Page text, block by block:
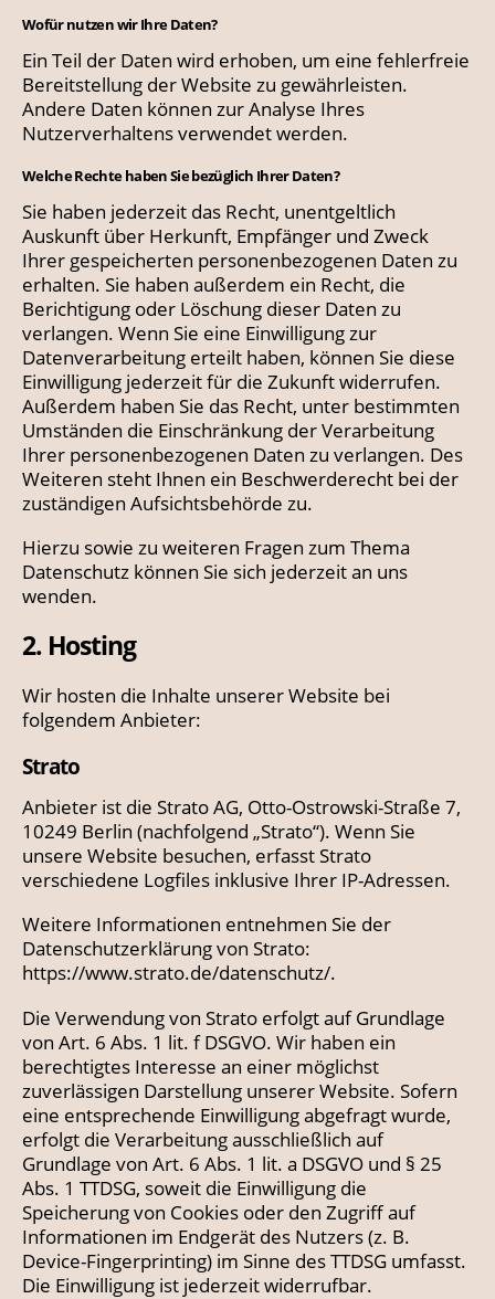
Wofür nutzen wir Ihre Daten?
Ein Teil der Daten wird erhoben, um eine fehlerfreie
Bereitstellung der Website zu gewährleisten.
Andere Daten können zur Analyse Ihres
Nutzerverhaltens verwendet werden.
Welche Rechte haben Sie bezüglich Ihrer Daten?
Sie haben jederzeit das Recht, unentgeltlich
Auskunft über Herkunft, Empfänger und Zweck
Ihrer gespeicherten personenbezogenen Daten zu
erhalten. Sie haben außerdem ein Recht, die
Berichtigung oder Löschung dieser Daten zu
verlangen. Wenn Sie eine Einwilligung zur
Datenverarbeitung erteilt haben, können Sie diese
Einwilligung jederzeit für die Zukunft widerrufen.
Außerdem haben Sie das Recht, unter bestimmten
Umständen die Einschränkung der Verarbeitung
Ihrer personenbezogenen Daten zu verlangen. Des
Weiteren steht Ihnen ein Beschwerderecht bei der
zuständigen Aufsichtsbehörde zu.
Hierzu sowie zu weiteren Fragen zum Thema
Datenschutz können Sie sich jederzeit an uns
wenden.
2. Hosting
Wir hosten die Inhalte unserer Website bei
folgendem Anbieter:
Strato
Anbieter ist die Strato AG, Otto-Ostrowski-Straße 7,
10249 Berlin (nachfolgend „Strato“). Wenn Sie
unsere Website besuchen, erfasst Strato
verschiedene Logfiles inklusive Ihrer IP-Adressen.
Weitere Informationen entnehmen Sie der
Datenschutzerklärung von Strato:
https://www.strato.de/datenschutz/.
Die Verwendung von Strato erfolgt auf Grundlage
von Art. 6 Abs. 1 lit. f DSGVO. Wir haben ein
berechtigtes Interesse an einer möglichst
zuverlässigen Darstellung unserer Website. Sofern
eine entsprechende Einwilligung abgefragt wurde,
erfolgt die Verarbeitung ausschließlich auf
Grundlage von Art. 6 Abs. 1 lit. a DSGVO und § 25
Abs. 1 TTDSG, soweit die Einwilligung die
Speicherung von Cookies oder den Zugriff auf
Informationen im Endgerät des Nutzers (z. B.
Device-Fingerprinting) im Sinne des TTDSG umfasst.
Die Einwilligung ist jederzeit widerrufbar.